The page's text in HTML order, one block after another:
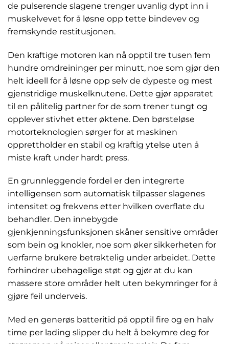
de pulserende slagene trenger uvanlig dypt inn i
muskelvevet for å løsne opp tette bindevev og
fremskynde restitusjonen.
Den kraftige motoren kan nå opptil tre tusen fem
hundre omdreininger per minutt, noe som gjør den
helt ideell for å løsne opp selv de dypeste og mest
gjenstridige muskelknutene. Dette gjør apparatet
til en pålitelig partner for de som trener tungt og
opplever stivhet etter øktene. Den børsteløse
motorteknologien sørger for at maskinen
opprettholder en stabil og kraftig ytelse uten å
miste kraft under hardt press.
En grunnleggende fordel er den integrerte
intelligensen som automatisk tilpasser slagenes
intensitet og frekvens etter hvilken overflate du
behandler. Den innebygde
gjenkjenningsfunksjonen skåner sensitive områder
som bein og knokler, noe som øker sikkerheten for
uerfarne brukere betraktelig under arbeidet. Dette
forhindrer ubehagelige støt og gjør at du kan
massere store områder helt uten bekymringer for å
gjøre feil underveis.
Med en generøs batteritid på opptil fire og en halv
time per lading slipper du helt å bekymre deg for